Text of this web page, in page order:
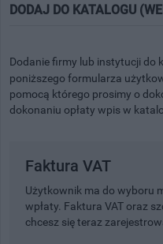
DODAJ DO KATALOGU
Dodanie firmy lub instytucji do
poniższego formularza
pomocą którego prosimy o
dokonaniu opłaty wpis w
Faktura VAT
Użytkownik ma do wyboru
wpłaty. Faktura VAT oraz
chcesz się teraz